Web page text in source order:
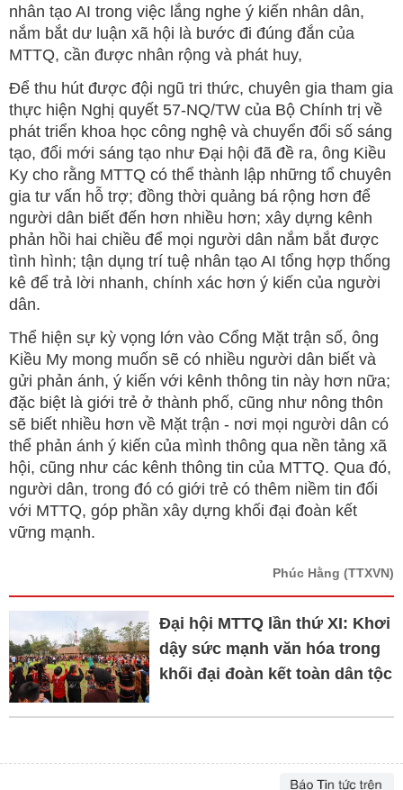
nhân tạo AI trong việc lắng nghe ý kiến nhân dân,
nắm bắt dư luận xã hội là bước đi đúng đắn của
MTTQ, cần được nhân rộng và phát huy,
Để thu hút được đội ngũ tri thức, chuyên gia tham gia
thực hiện Nghị quyết 57-NQ/TW của Bộ Chính trị về
phát triển khoa học công nghệ và chuyển đổi số sáng
tạo, đổi mới sáng tạo như Đại hội đã đề ra, ông Kiều
Ky cho rằng MTTQ có thể thành lập những tổ chuyên
gia tư vấn hỗ trợ; đồng thời quảng bá rộng hơn để
người dân biết đến hơn nhiều hơn; xây dựng kênh
phản hồi hai chiều để mọi người dân nắm bắt được
tình hình; tận dụng trí tuệ nhân tạo AI tổng hợp thống
kê để trả lời nhanh, chính xác hơn ý kiến của người
dân.
Thể hiện sự kỳ vọng lớn vào Cổng Mặt trận số, ông
Kiều My mong muốn sẽ có nhiều người dân biết và
gửi phản ánh, ý kiến với kênh thông tin này hơn nữa;
đặc biệt là giới trẻ ở thành phố, cũng như nông thôn
sẽ biết nhiều hơn về Mặt trận - nơi mọi người dân có
thể phản ánh ý kiến của mình thông qua nền tảng xã
hội, cũng như các kênh thông tin của MTTQ. Qua đó,
người dân, trong đó có giới trẻ có thêm niềm tin đối
với MTTQ, góp phần xây dựng khối đại đoàn kết
vững mạnh.
Phúc Hằng (TTXVN)
Đại hội MTTQ lần thứ XI: Khơi
dậy sức mạnh văn hóa trong
khối đại đoàn kết toàn dân tộc